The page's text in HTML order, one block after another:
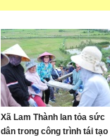
Xã Lam Thành lan tỏa sức
dân trong công trình tái tạo